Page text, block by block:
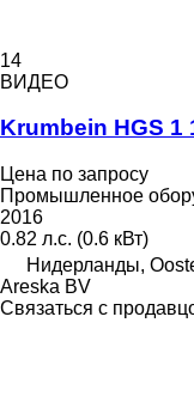
14
ВИДЕО
Krumbein HGS 1
Цена по запросу
Промышленное
2016
0.82 л.с. (0.6 кВт)
Нидерланды,
Areska BV
Связаться с